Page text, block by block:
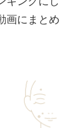
画にまとめ